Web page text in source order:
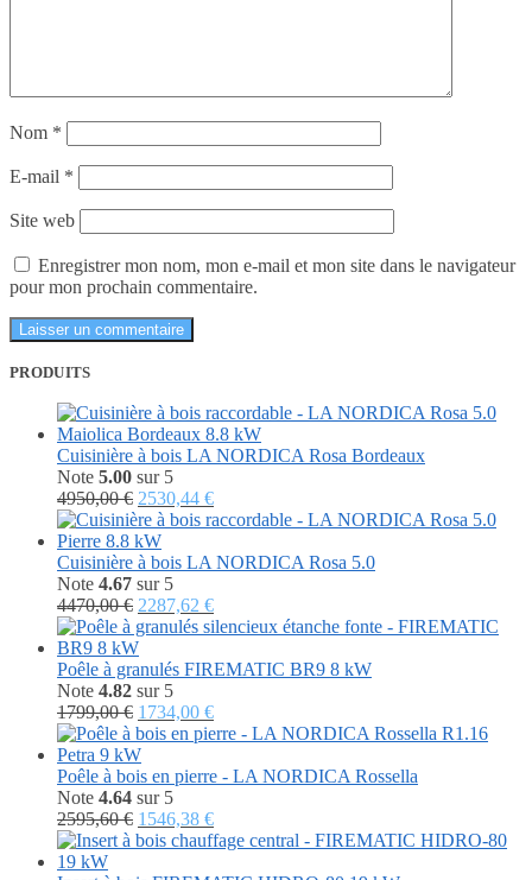
Nom *
E-mail *
Site web
Enregistrer mon nom, mon e-mail et mon site dans le navigateur
pour mon prochain commentaire.
PRODUITS
Cuisinière à bois LA NORDICA Rosa Bordeaux
Note 5.00 sur 5
4950,00€ Le
prix
initial
était :
4950,00 €.
2530,44 €Le
prix
est :
Cuisinière à bois LA NORDICA Rosa 5.0
Note 4.67 sur 5
4470,00€ Le
prix
initial
était :
4470,00 €.
2287,62 €Le
prix
est :
Poêle à granulés FIREMATIC BR9 8 kW
Note 4.82 sur 5
1799,00€ Le
prix
initial
était :
1799,00 €.
1734,00 €Le
prix
est :
Poêle à bois en pierre - LA NORDICA Rossella
Note 4.64 sur 5
2595,60€ Le
prix
1546,38 €Le
prix